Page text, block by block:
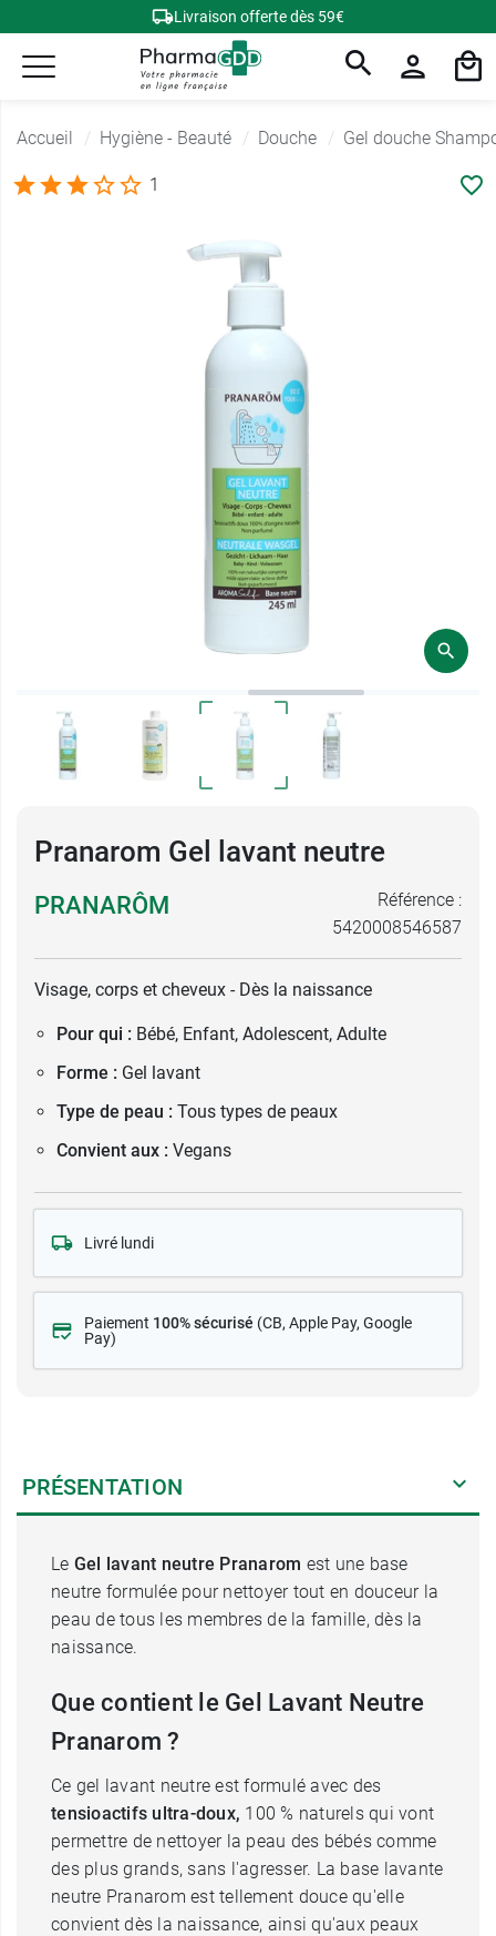
Livraison offerte dès 59€
Accueil Hygiène - Beauté Douche Gel douche
1
Pranarom Gel lavant neutre
PRANARÔM
Référence :
5420008546587
Visage, corps et cheveux - Dès la naissance
Pour qui : Bébé, Enfant, Adolescent, Adulte
Forme : Gel lavant
Type de peau : Tous types de peaux
Convient aux : Vegans
Livré lundi
Paiement 100% sécurisé (CB, Apple Pay, Google
Pay)
PRÉSENTATION
Le Gel lavant neutre Pranarom est une base
neutre formulée pour nettoyer tout en douceur la
peau de tous les membres de la famille, dès la
naissance.
Que contient le Gel Lavant Neutre
Pranarom ?
Ce gel lavant neutre est formulé avec des
tensioactifs ultra-doux, 100 % naturels qui vont
permettre de nettoyer la peau des bébés comme
des plus grands, sans l'agresser. La base lavante
neutre Pranarom est tellement douce qu'elle
convient dès la naissance, ainsi qu'aux peaux